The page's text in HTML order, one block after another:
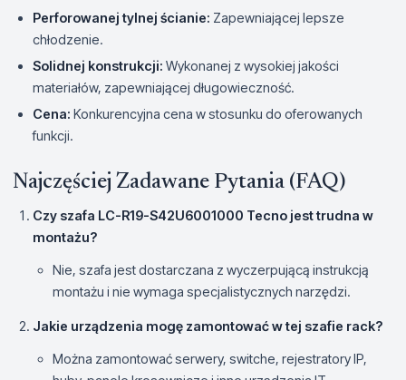
Perforowanej tylnej ścianie: Zapewniającej lepsze
chłodzenie.
Solidnej konstrukcji: Wykonanej z wysokiej jakości
materiałów, zapewniającej długowieczność.
Cena: Konkurencyjna cena w stosunku do oferowanych
funkcji.
Najczęściej Zadawane Pytania (FAQ)
Czy szafa LC-R19-S42U6001000 Tecno jest trudna w
montażu?
Nie, szafa jest dostarczana z wyczerpującą instrukcją
montażu i nie wymaga specjalistycznych narzędzi.
Jakie urządzenia mogę zamontować w tej szafie rack?
Można zamontować serwery, switche, rejestratory IP,